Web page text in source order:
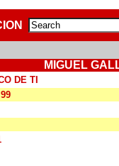
MIGUEL
DE TI